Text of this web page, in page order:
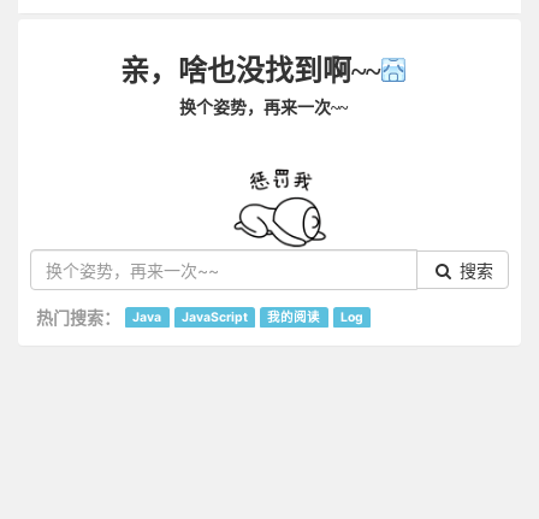
亲，啥也没找到啊~~
换个姿势，再来一次~~
搜索
热门搜索： Java JavaScript 我的阅读 Log